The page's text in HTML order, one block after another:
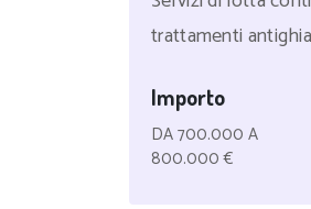
trattamenti
Importo
DA 700.000 A
800.000 €